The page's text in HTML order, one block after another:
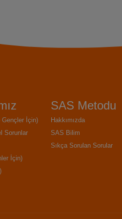
Gençler İçin)
Sorunlar
İçin)
SAS Metodu
Hakkımızda
SAS Bilim
Sıkça Sorulan Sorular